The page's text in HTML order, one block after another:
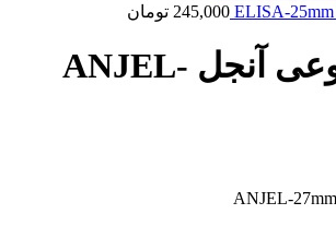
245,000 تومان
چمن مصنوعی آنجل ANJEL-